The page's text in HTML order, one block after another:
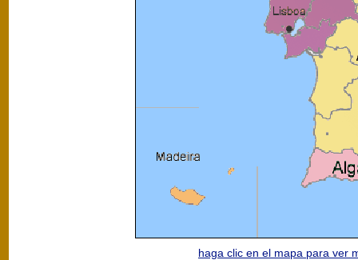
haga clic en el mapa para ver